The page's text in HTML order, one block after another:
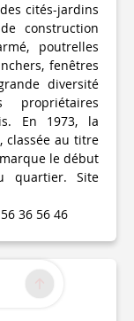
cités-jardins
construction
poutrelles
fenêtres
diversité
propriétaires
En 1973, la
classée au titre
le début
quartier. Site
36 56 46